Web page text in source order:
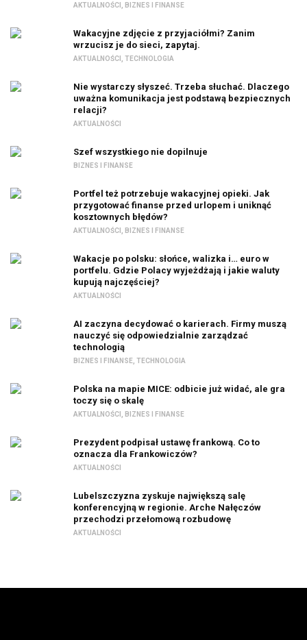
AKTUALNOŚCI BIZNES I FINANSE
Wakacyjne zdjęcie z przyjaciółmi? Zanim
wrzucisz je do sieci, zapytaj.
AKTUALNOŚCI TECHNOLOGIA
Nie wystarczy słyszeć. Trzeba słuchać. Dlaczego
uważna komunikacja jest podstawą bezpiecznych
relacji?
AKTUALNOŚCI
Szef wszystkiego nie dopilnuje
BIZNES I FINANSE
Portfel też potrzebuje wakacyjnej opieki. Jak
przygotować finanse przed urlopem i uniknąć
kosztownych błędów?
AKTUALNOŚCI BIZNES I FINANSE
Wakacje po polsku: słońce, walizka i… euro w
portfelu. Gdzie Polacy wyjeżdżają i jakie waluty
kupują najczęściej?
AKTUALNOŚCI
AI zaczyna decydować o karierach. Firmy muszą
nauczyć się odpowiedzialnie zarządzać
technologią
BIZNES I FINANSE TECHNOLOGIA
Polska na mapie MICE: odbicie już widać, ale gra
toczy się o skalę
AKTUALNOŚCI BIZNES I FINANSE
Prezydent podpisał ustawę frankową. Co to
oznacza dla Frankowiczów?
AKTUALNOŚCI
Lubelszczyzna zyskuje największą salę
konferencyjną w regionie. Arche Nałęczów
przechodzi przełomową rozbudowę
AKTUALNOŚCI